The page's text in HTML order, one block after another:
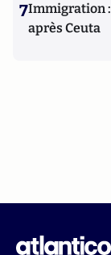
7Immigration
après Ceuta